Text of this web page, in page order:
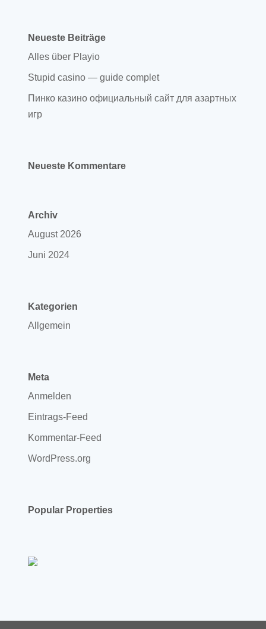
Neueste Beiträge
Alles über Playio
Stupid casino — guide complet
Пинко казино официальный сайт для азартных
игр
Neueste Kommentare
Archiv
August 2026
Juni 2024
Kategorien
Allgemein
Meta
Anmelden
Eintrags-Feed
Kommentar-Feed
WordPress.org
Popular Properties